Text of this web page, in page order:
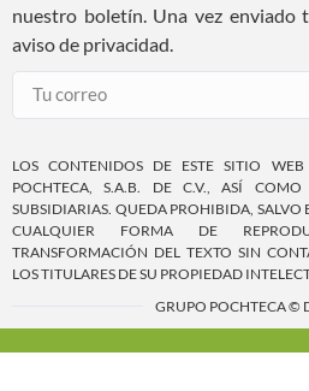
nuestro boletín. Una vez enviado
aviso de privacidad.
LOS CONTENIDOS DE ESTE SITIO
POCHTECA, S.A.B. DE C.V., ASÍ COMO
SUBSIDIARIAS. QUEDA PROHIBIDA, SALVO
CUALQUIER FORMA DE
TRANSFORMACIÓN DEL TEXTO SIN
LOS TITULARES DE SU PROPIEDAD
GRUPO POCHTECA ©